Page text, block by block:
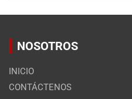
NOSOTROS
INICIO
CONTÁCTENOS